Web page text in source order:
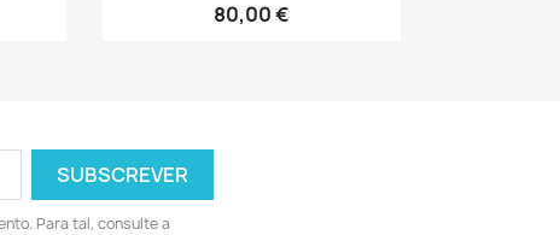
80,00 €
Para tal, consulte a